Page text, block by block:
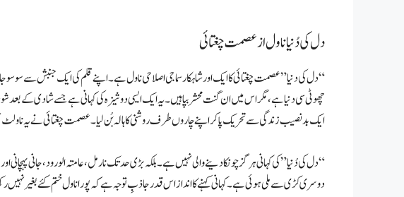
دل کی دُنیا ناول از عصمت چغتائی
“دل کی دنیا” عصمت چغتائی کا ایک اور شاہکار سماجی اصلاحی ناول ہے۔ اپنے قلم کی ایک جنبش سے سو سو
چھوٹی سی دنیا ہے، مگر اس میں ان گنت محشر بپا ہیں۔ یہ ایک ایسی دوشیزہ کی کہانی ہے جسے شادی کے
ایک بدنصیب زندگی سے تحریک پاکر اپنے چاروں طرف روشنی کا ہالہ بُن لیا۔ عصمت چغتائی نے یہ
“دل کی دُنیا” کی کہانی ہر گز چونکا دینے والی نہیں ہے۔ بلکہ بڑی حد تک نارمل، عامتہ الورود، جانی
دوسری کڑی سے ملی ہوئی ہے۔ کہانی کہنے کا انداز اس قدر جاذبِ توجہ ہے کہ پورا ناول ختم کئے بغیر نہیں